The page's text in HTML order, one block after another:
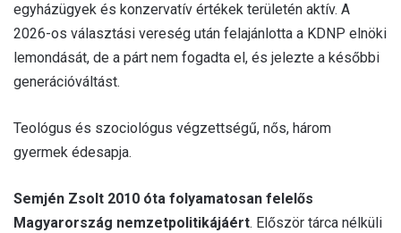
egyházügyek és konzervatív értékek területén aktív. A
2026-os választási vereség után felajánlotta a KDNP elnöki
lemondását, de a párt nem fogadta el, és jelezte a későbbi
generációváltást.
Teológus és szociológus végzettségű, nős, három
gyermek édesapja.
Semjén Zsolt 2010 óta folyamatosan felelős
Magyarország nemzetpolitikájáért. Először tárca nélküli